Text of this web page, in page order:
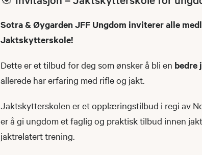
Sotra & Øygarden JFF Ungdom inviterer alle
Jaktskytterskole!
Dette er et tilbud for deg som ønsker å bli en bedre
allerede har erfaring med rifle og jakt.
Jaktskytterskolen er et opplæringstilbud i regi av
er å gi ungdom et faglig og praktisk tilbud innen
jaktrelatert trening.